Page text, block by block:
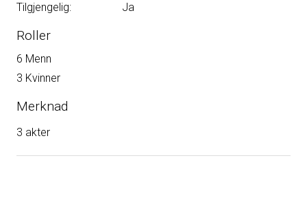
Tilgjengelig:
Ja
Roller
6 Menn
3 Kvinner
Merknad
3 akter